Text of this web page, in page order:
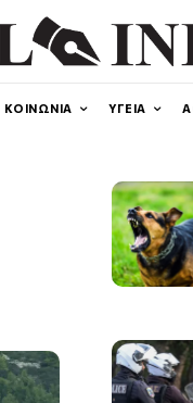
ΚΟΙΝΩΝΙΑ ΥΓΕΙΑ